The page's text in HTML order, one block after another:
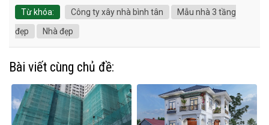
Từ khóa: Công ty xây nhà bình tân
Mẫu nhà 3 tầng
đẹp
Nhà đẹp
Bài viết cùng chủ đề: